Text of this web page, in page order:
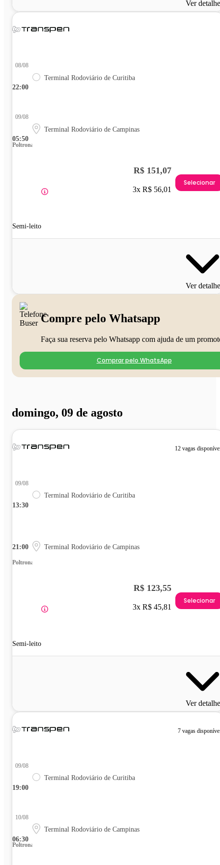
Ver
22:00
08/08
Terminal Rodoviário de Curitiba
05:50
09/08
Terminal Rodoviário de Campinas
Poltrona
Semi-leito
R$ 151,07
3x R$ 56,01
Selecionar
Ver
Compre pelo Whatsapp
Faça sua reserva pelo Whatsapp com ajuda de um
Comprar pelo WhatsApp
domingo, 09 de agosto
12 vagas
13:30
09/08
Terminal Rodoviário de Curitiba
21:00 Terminal Rodoviário de Campinas
Poltrona
Semi-leito
R$ 123,55
3x R$ 45,81
Selecionar
Ver
7 vagas
19:00
09/08
Terminal Rodoviário de Curitiba
06:30
10/08
Terminal Rodoviário de Campinas
Poltrona